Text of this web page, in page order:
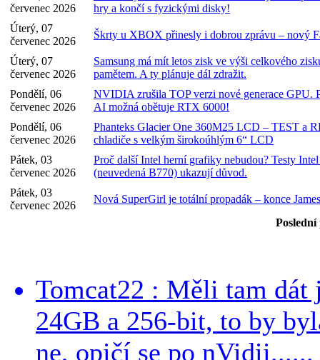
červenec 2026
hry a končí s fyzickými disky!
Úterý, 07
červenec 2026
Škrty u XBOX přinesly i dobrou zprávu – nový
Úterý, 07
červenec 2026
Samsung má mít letos zisk ve výši celkového
pamětem. A ty plánuje dál zdražit.
Pondělí, 06
červenec 2026
NVIDIA zrušila TOP verzi nové generace GPU.
AI možná obětuje RTX 6000!
Pondělí, 06
červenec 2026
Phanteks Glacier One 360M25 LCD – TEST a
chladiče s velkým širokoúhlým 6“ LCD
Pátek, 03
červenec 2026
Proč další Intel herní grafiky nebudou? Testy
(neuvedená B770) ukazují důvod.
Pátek, 03
červenec 2026
Nová SuperGirl je totální propadák – konce
Tomcat22 : Měli tam dát
24GB a 256-bit, to by
ne, opičí se po nVidii......